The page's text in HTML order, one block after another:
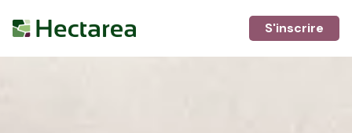
S'inscrire